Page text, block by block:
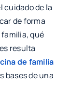
cuidado de la
de forma
qué
resulta
de familia
bases de una